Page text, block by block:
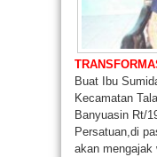
Buat Ibu
Kecamatan
Banyuasin Rt/
Persatuan,di
akan